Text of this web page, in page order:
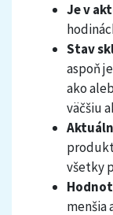
Je v
Stav
aspoň
ako
väčšiu
všetky
menšia